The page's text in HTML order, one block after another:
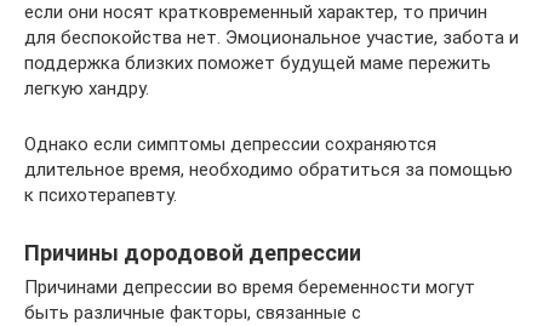
если они носят кратковременный характер, то причин
для беспокойства нет. Эмоциональное участие, забота и
поддержка близких поможет будущей маме пережить
легкую хандру.
Однако если симптомы депрессии сохраняются
длительное время, необходимо обратиться за помощью
к психотерапевту.
Причины дородовой депрессии
Причинами депрессии во время беременности могут
быть различные факторы, связанные с